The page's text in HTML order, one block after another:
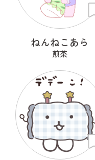
ねんねこあら
煎茶